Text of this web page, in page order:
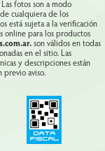
fotos son a modo
cualquiera de los
está sujeta a la verificación
online para los productos
son válidos en todas
en el sitio. Las
y descripciones están
previo aviso.